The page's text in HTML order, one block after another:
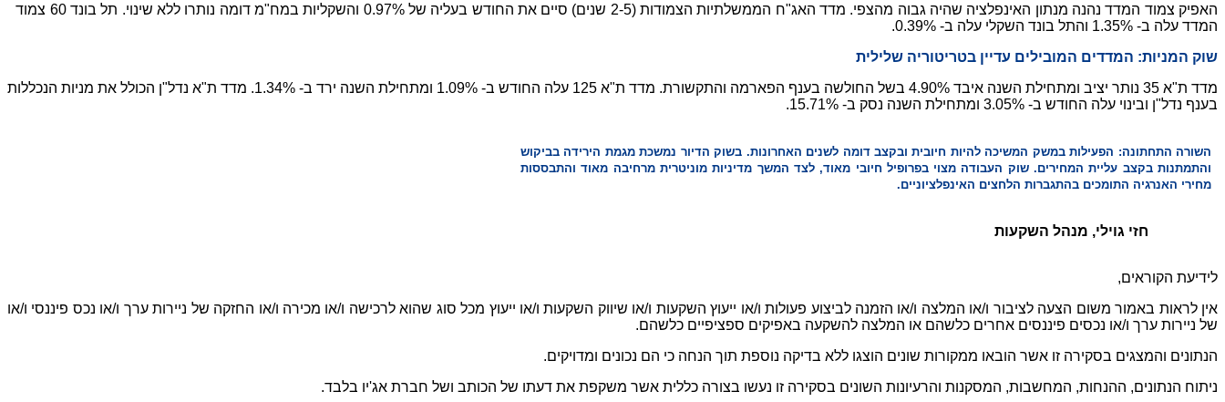
האפיק צמוד המדד נהנה מנתון האינפלציה שהיה גבוה מהצפי. מדד האג"ח הממשלתיות הצמודות (2-5 שנים) סיים את החודש בעליה של 0.97% והשקליות במח"מ דומה נותרו ללא שינוי. תל בונד 60 צמוד
המדד עלה ב- 1.35% והתל בונד השקלי עלה ב- 0.39%.
שוק המניות: המדדים המובילים עדיין בטריטוריה שלילית
מדד ת"א 35 נותר יציב ומתחילת השנה איבד 4.90% בשל החולשה בענף הפארמה והתקשורת. מדד ת"א 125 עלה החודש ב- 1.09% ומתחילת השנה ירד ב- 1.34%. מדד ת"א נדל"ן הכולל את מניות הנכללות
בענף נדל"ן ובינוי עלה החודש ב- 3.05% ומתחילת השנה נסק ב- 15.71%.
השורה התחתונה: הפעילות במשק המשיכה להיות חיובית ובקצב דומה לשנים האחרונות. בשוק הדיור נמשכת מגמת הירידה בביקוש
והתמתנות בקצב עליית המחירים. שוק העבודה מצוי בפרופיל חיובי מאוד, לצד המשך מדיניות מוניטרית מרחיבה מאוד והתבססות
מחירי האנרגיה התומכים בהתגברות הלחצים האינפלציוניים.
חזי גוילי, מנהל השקעות
לידיעת הקוראים,
אין לראות באמור משום הצעה לציבור ו/או המלצה ו/או הזמנה לביצוע פעולות ו/או ייעוץ השקעות ו/או שיווק השקעות ו/או ייעוץ מכל סוג שהוא לרכישה ו/או מכירה ו/או החזקה של ניירות ערך ו/או נכס פיננסי ו/או
של ניירות ערך ו/או נכסים פיננסים אחרים כלשהם או המלצה להשקעה באפיקים ספציפיים כלשהם.
הנתונים והמצגים בסקירה זו אשר הובאו ממקורות שונים הוצגו ללא בדיקה נוספת תוך הנחה כי הם נכונים ומדויקים.
ניתוח הנתונים, ההנחות, המחשבות, המסקנות והרעיונות השונים בסקירה זו נעשו בצורה כללית אשר משקפת את דעתו של הכותב ושל חברת אג'יו בלבד.